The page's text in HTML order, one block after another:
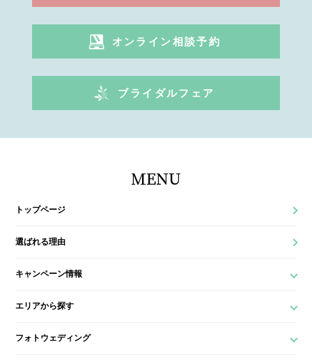
オンライン相談予約
ブライダルフェア
MENU
トップページ
選ばれる理由
キャンペーン情報
エリアから探す
フォトウェディング